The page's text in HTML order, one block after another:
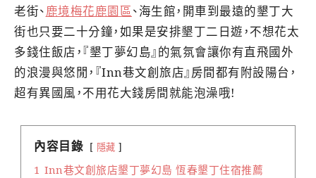
老街、鹿境梅花鹿園區、海生館，開車到最遠的墾丁大
街也只要二十分鐘，如果是安排墾丁二日遊，不想花太
多錢住飯店，『墾丁夢幻島』的氣氛會讓你有直飛國外
的浪漫與悠閒，『Inn巷文創旅店』房間都有附設陽台，
超有異國風，不用花大錢房間就能泡澡哦!
內容目錄 隱藏
1 Inn巷文創旅店墾丁夢幻島 恆春墾丁住宿推薦